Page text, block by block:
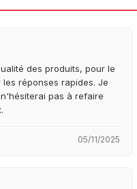
des produits, pour le
réponses rapides. Je
pas à refaire
05/11/2025